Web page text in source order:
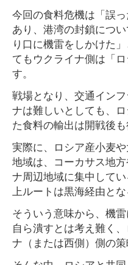
今回の食料危機は「誤
あり、港湾の封鎖につ
り口に機雷をしかけた
てもウクライナ側は「
す。
戦場となり、交通イン
ナは難しいとしても、
た食料の輸出は開戦後
実際に、ロシア産小麦
地域は、コーカサス地
ナ周辺地域に集中して
上ルートは黒海経由と
そういう意味から、機
自ら潰すとは考え難く
ナ（または西側）側の策